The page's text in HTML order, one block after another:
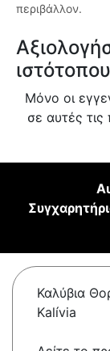
περιβάλλον.
Μόνο οι
σε αυτές
Καλύβια
Kalívia